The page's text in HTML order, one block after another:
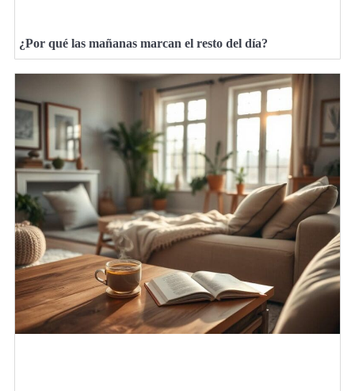
¿Por qué las mañanas marcan el resto del día?